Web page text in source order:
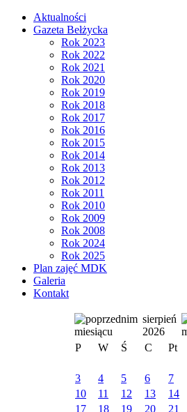
Aktualności
Gazeta Bełżycka
Rok 2023
Rok 2022
Rok 2021
Rok 2020
Rok 2019
Rok 2018
Rok 2017
Rok 2016
Rok 2015
Rok 2014
Rok 2013
Rok 2012
Rok 2011
Rok 2010
Rok 2009
Rok 2008
Rok 2024
Rok 2025
Plan zajęć MDK
Galeria
Kontakt
sierpień
2026
P
W Ś C Pt
3
4 5 6 7
10
11 12 13 14
17
18 19 20 21